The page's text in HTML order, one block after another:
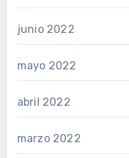
junio 2022
mayo 2022
abril 2022
marzo 2022